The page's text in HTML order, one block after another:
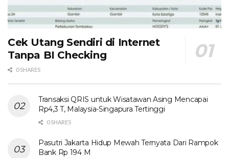
Cek Utang Sendiri di Internet
Tanpa BI Checking
0 SHARES
Transaksi QRIS untuk Wisatawan Asing Mencapai
Rp4,3 T, Malaysia-Singapura Tertinggi
0 SHARES
Pasutri Jakarta Hidup Mewah Ternyata Dari Rampok
Bank Rp 194 M